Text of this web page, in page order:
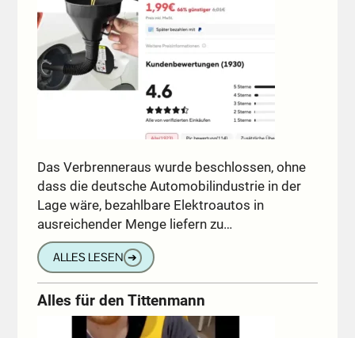
Das Verbrenneraus wurde beschlossen, ohne
dass die deutsche Automobilindustrie in der
Lage wäre, bezahlbare Elektroautos in
ausreichender Menge liefern zu…
ALLES LESEN ➔
Alles für den Tittenmann